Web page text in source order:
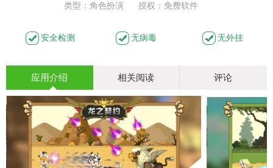
类型：角色扮演
授权：免费软件
安全检测 无病毒 无外挂
应用介绍 相关阅读 评论